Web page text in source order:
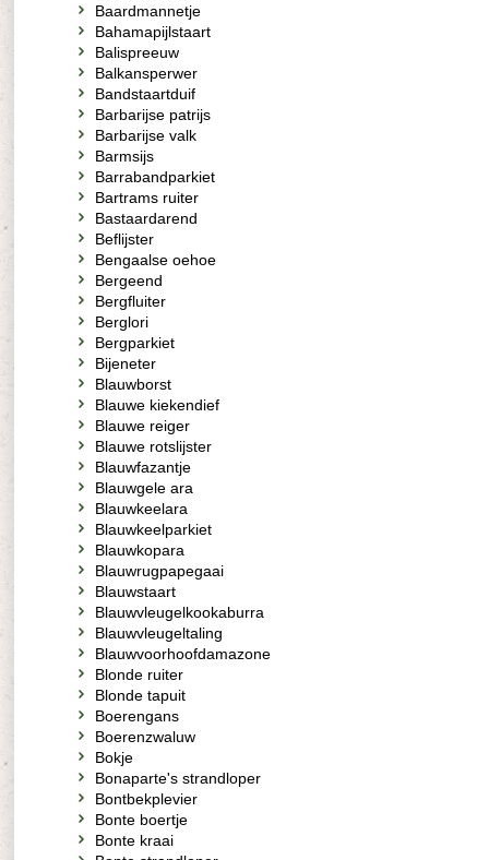
Baardmannetje
Bahamapijlstaart
Balispreeuw
Balkansperwer
Bandstaartduif
Barbarijse patrijs
Barbarijse valk
Barmsijs
Barrabandparkiet
Bartrams ruiter
Bastaardarend
Beflijster
Bengaalse oehoe
Bergeend
Bergfluiter
Berglori
Bergparkiet
Bijeneter
Blauwborst
Blauwe kiekendief
Blauwe reiger
Blauwe rotslijster
Blauwfazantje
Blauwgele ara
Blauwkeelara
Blauwkeelparkiet
Blauwkopara
Blauwrugpapegaai
Blauwstaart
Blauwvleugelkookaburra
Blauwvleugeltaling
Blauwvoorhoofdamazone
Blonde ruiter
Blonde tapuit
Boerengans
Boerenzwaluw
Bokje
Bonaparte's strandloper
Bontbekplevier
Bonte boertje
Bonte kraai